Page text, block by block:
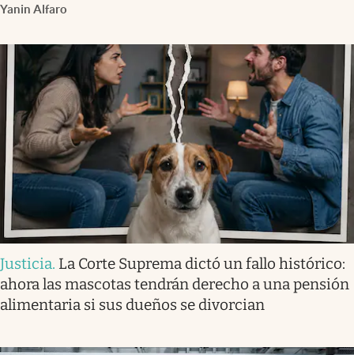
Yanin Alfaro
Justicia. La Corte Suprema dictó un fallo histórico:
ahora las mascotas tendrán derecho a una pensión
alimentaria si sus dueños se divorcian